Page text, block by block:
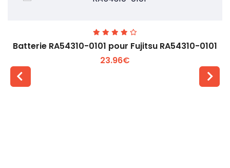
Batterie RA54310-0101 pour Fujitsu RA54310-0101
23.96€